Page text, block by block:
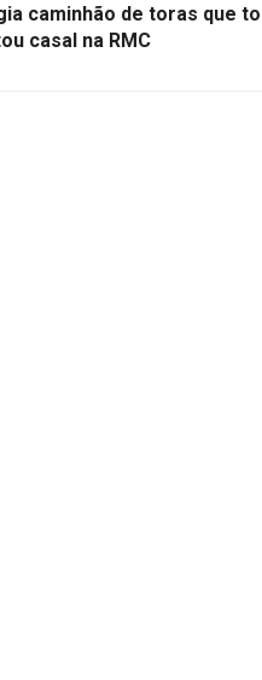
caminhão de toras que
casal na RMC